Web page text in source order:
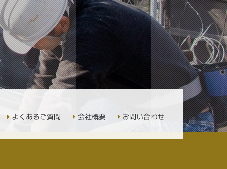
よくあるご質問 会社概要 お問い合わせ